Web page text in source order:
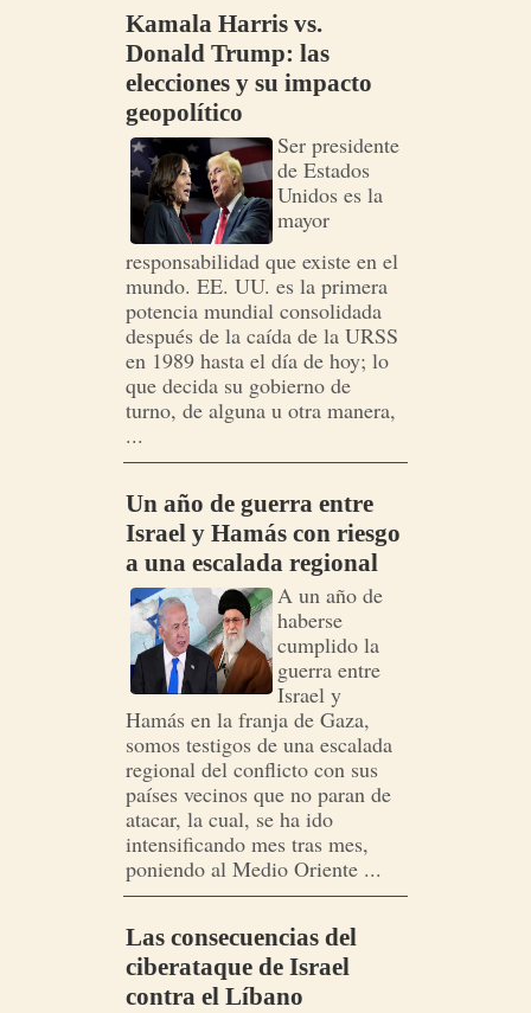
Kamala Harris vs.
Donald Trump: las
elecciones y su impacto
geopolítico
Ser presidente
de Estados
Unidos es la
mayor
responsabilidad que existe en el
mundo. EE. UU. es la primera
potencia mundial consolidada
después de la caída de la URSS
en 1989 hasta el día de hoy; lo
que decida su gobierno de
turno, de alguna u otra manera,
...
Un año de guerra entre
Israel y Hamás con riesgo
a una escalada regional
A un año de
haberse
cumplido la
guerra entre
Israel y
Hamás en la franja de Gaza,
somos testigos de una escalada
regional del conflicto con sus
países vecinos que no paran de
atacar, la cual, se ha ido
intensificando mes tras mes,
poniendo al Medio Oriente ...
Las consecuencias del
ciberataque de Israel
contra el Líbano